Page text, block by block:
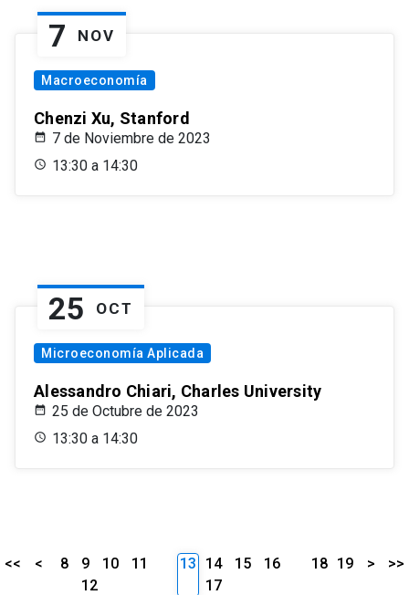
7 NOV
Macroeconomía
Chenzi Xu, Stanford
7 de Noviembre de 2023
13:30 a 14:30
25 OCT
Microeconomía Aplicada
Alessandro Chiari, Charles University
25 de Octubre de 2023
13:30 a 14:30
<< < 8 9 10
11
12
13 14 15
16
17
18 19 > >>